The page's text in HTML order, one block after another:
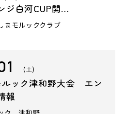
ジ白河CUP開…
まモルッククラブ
(土)
ルック津和野大会 エン
報